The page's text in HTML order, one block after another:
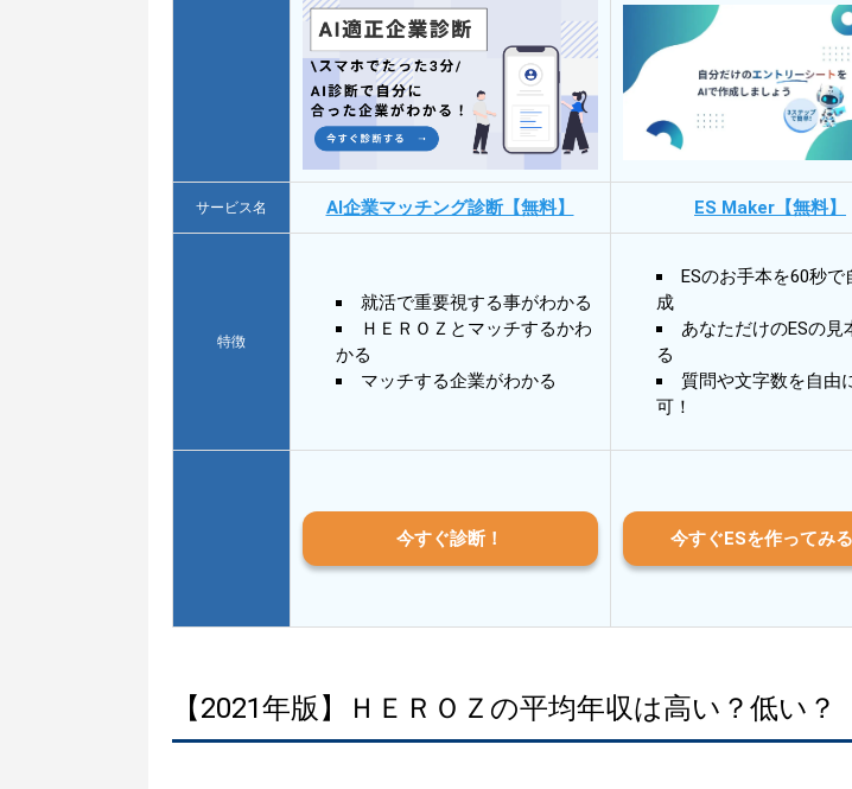
サービス名 AI企業マッチング診断【無料】 ES Maker【無料】
特徴
就活で重要視する事がわかる
ＨＥＲＯＺとマッチするかわ
かる
マッチする企業がわかる
ESのお手本を60秒で
成
あなただけのESの見
る
質問や文字数を自由
可！
今すぐ診断！ 今すぐESを作ってみる
【2021年版】ＨＥＲＯＺの平均年収は高い？低い？